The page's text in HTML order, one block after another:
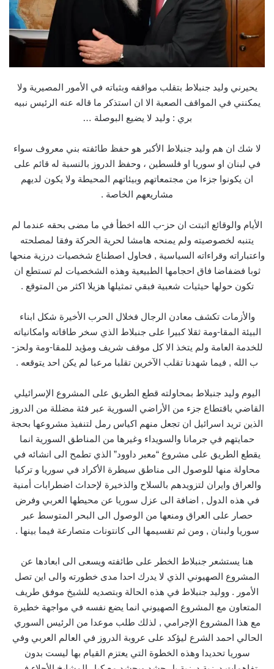
يحيرني وليد جنبلاط بتقلب مواقفه وبثباته في الأمور المصيرية ولا
يمكنني في المواقف الصعبة الا ان استذكر ما قاله عنه الرئيس نبيه
بري : وليد لا يضيع البوصلة …
لا شك ان هم وليد جنبلاط الأكبر هو حفظ طائفته بني معروف سواء
في لبنان او سوريا او فلسطين ، وحفظ الدروز بالنسبة له قائم على
ان يكونوا جزءا من مجتمعاتهم وبيئاتهم المحيطة ولا يكون لديهم
مشاريعهم الخاصة .
الأيام والوقائع اثبتت ان حز-ب الله اخطأ في ما مضى بحقه عندما لم
يتنبه لخصوصيته ولم يمنحه هامشا لحرية الحركة وفقا لمصلحته
واعتباراته وقراءاته السياسية , فحاول اصطناع شخصيات درزية منحها
ثوبا فضفاضا فاق احجامها الطبيعية وهذه الشخصيات لم تستطع ان
تكون حولها حيثيات شعبية فبقي تمثيلها هزيلا اكثر من المتوقع .
والأزمات تكشف معادن الرجال فخلال الحرب الأخيرة شكل ابناء
البيئة المقا-ومة ثقلا كبيرا على جنبلاط الذي سخر طاقاته وامكانياته
للخدمة العامة ولم يتخذ الا كل موقف شريف ومؤيد للمقا-ومة ولحز-
ب الله , فيما شهدنا تقلب الآخرين تقلبا مرعبا لم يكن احد يتوقعه .
اليوم وليد جنبلاط بمحاولته قطع الطريق على المشروع الإسرائيلي
القاضي باقتطاع جزء من الأراضي السورية عبر فئة مضللة من الدروز
الذين تريد اسرائيل ان تجعل منهم اكياس رمل لتنفيذ مشروعها بحجة
حمايتهم في جرمانا والسويداء وغيرها من المناطق السورية انما
يقطع الطريق على مشروع “معبر داوود” الذي تطمح الى انشائه في
محاولة منها للوصول الى مناطق سيطرة الأكراد في سوريا و تركيا
والعراق وايران لتزويدهم بالسلاح والذخيرة لإحداث اضطرابات أمنية
في هذه الدول , اضافة الى عزل سوريا عن محيطها العربي وفرض
حصار على العراق ومنعها من الوصول الى البحر المتوسط عبر
سوريا ولبنان , ومن ثم تقسيمها الى كانتونات متصارعة فيما بينها .
هنا يستشعر جنبلاط الخطر على طائفته ويسعى الى ابعادها عن
المشروع الصهيوني الذي لا يدرك احدا مدى خطورته والى اين تصل
الأمور . ووليد جنبلاط في هذه الحالة وبتصديه للشيخ موفق طريف
المتعاون مع المشروع الصهيوني انما يضع نفسه في مواجهة خطيرة
مع هذا المشروع الإجرامي , لذلك طلب موعدا من الرئيس السوري
الحالي احمد الشرع ليؤكد على عروبة الدروز في العالم العربي وفي
سوريا تحديدا وهذه الخطوة التي يعتزم القيام بها ليست بدون